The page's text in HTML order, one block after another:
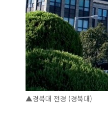
▲경북대 전경 (경북대)